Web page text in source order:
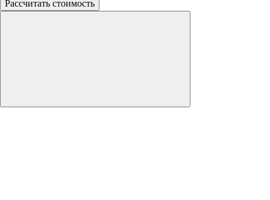
Рассчитать стоимость